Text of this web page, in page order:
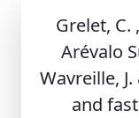
Grelet, C.
Arévalo
Wavreille,
and